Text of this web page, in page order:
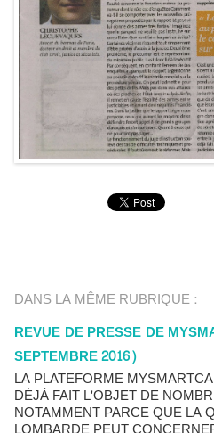
DANS LA MÊME RUBRIQUE :
REVUE DE PRESSE DE
SEPTEMBRE 2016)
LA PLATEFORME
DÉJÀ FAIT L'OBJET DE
NOTAMMENT PARCE QUE LA